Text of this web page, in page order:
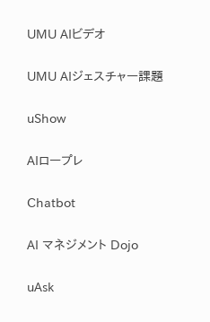
UMU AIビデオ
UMU AIジェスチャー課題
uShow
AIロープレ
Chatbot
AI マネジメント Dojo
uAsk